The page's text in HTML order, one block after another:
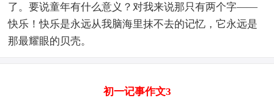
了。要说童年有什么意义？对我来说那只有两个字——
快乐！快乐是永远从我脑海里抹不去的记忆，它永远是
那最耀眼的贝壳。
初一记事作文3